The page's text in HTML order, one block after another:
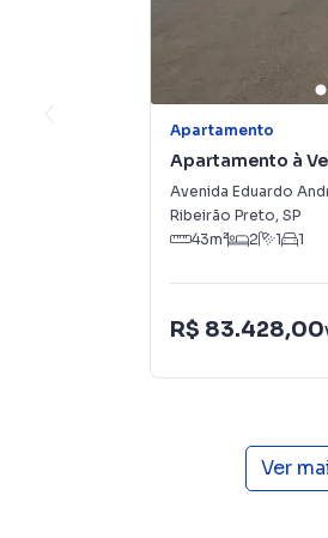
Apartamento
Apartamento à
Avenida Eduardo
Ribeirão Preto, SP
43m² 2 1 1
R$ 83.428,00
Ver